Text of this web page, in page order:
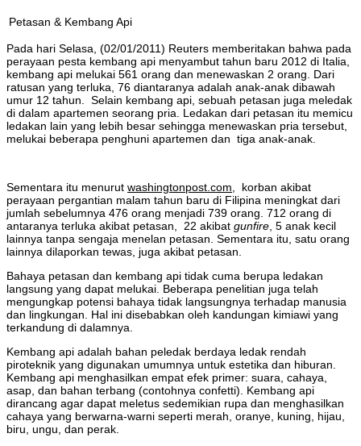
Petasan & Kembang Api
Pada hari Selasa, (02/01/2011) Reuters memberitakan bahwa pada
perayaan pesta kembang api menyambut tahun baru 2012 di Italia,
kembang api melukai 561 orang dan menewaskan 2 orang. Dari
ratusan yang terluka, 76 diantaranya adalah anak-anak dibawah
umur 12 tahun. Selain kembang api, sebuah petasan juga meledak
di dalam apartemen seorang pria. Ledakan dari petasan itu memicu
ledakan lain yang lebih besar sehingga menewaskan pria tersebut,
melukai beberapa penghuni apartemen dan tiga anak-anak.
Sementara itu menurut washingtonpost.com , korban akibat
perayaan pergantian malam tahun baru di Filipina meningkat dari
jumlah sebelumnya 476 orang menjadi 739 orang. 712 orang di
antaranya terluka akibat petasan, 22 akibat gunfire , 5 anak kecil
lainnya tanpa sengaja menelan petasan. Sementara itu, satu orang
lainnya dilaporkan tewas, juga akibat petasan.
Bahaya petasan dan kembang api tidak cuma berupa ledakan
langsung yang dapat melukai. Beberapa penelitian juga telah
mengungkap potensi bahaya tidak langsungnya terhadap manusia
dan lingkungan. Hal ini disebabkan oleh kandungan kimiawi yang
terkandung di dalamnya.
Kembang api adalah bahan peledak berdaya ledak rendah
piroteknik yang digunakan umumnya untuk estetika dan hiburan.
Kembang api menghasilkan empat efek primer: suara, cahaya,
asap, dan bahan terbang (contohnya confetti). Kembang api
dirancang agar dapat meletus sedemikian rupa dan menghasilkan
cahaya yang berwarna-warni seperti merah, oranye, kuning, hijau,
biru, ungu, dan perak.